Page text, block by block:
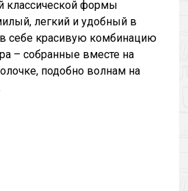
классической формы
легкий и удобный в
в себе красивую комбинацию
– собранные вместе на
подобно волнам на